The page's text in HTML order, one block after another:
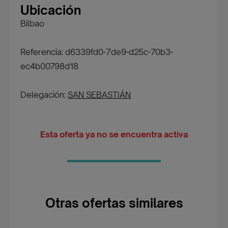
Ubicación
Bilbao
Referencia: d6339fd0-7de9-d25c-70b3-
ec4b00798d18
Delegación: SAN SEBASTIÁN
Esta oferta ya no se encuentra activa
Otras ofertas similares